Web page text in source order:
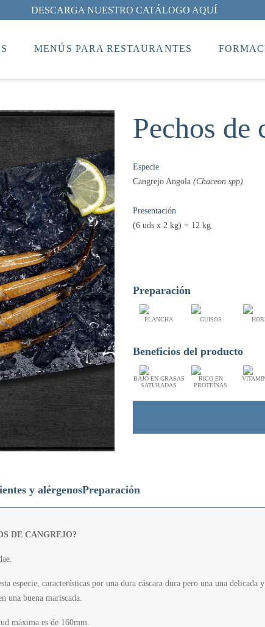
DESCARGA NUESTRO CATÁLOGO AQUÍ
MENÚS PARA RESTAURANTES
Pechos de
Especie
Cangrejo Angola (Chaceon spp)
Presentación
(6 uds x 2 kg) = 12 kg
Preparación
PLANCHA GUISOS
Beneficios del producto
BAJO EN GRASAS
SATURADAS
RICO EN
PROTEÍNAS
y alérgenosPreparación
DE CANGREJO?
especie, características por una dura cáscara dura pero una una delicada
una buena mariscada.
máxima es de 160mm.